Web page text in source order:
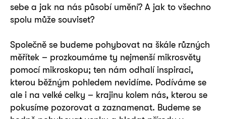
sebe a jak na nás působí umění? A jak to všechno
spolu může souviset?
Společně se budeme pohybovat na škále různých
měřítek – prozkoumáme ty nejmenší mikrosvěty
pomocí mikroskopu; ten nám odhalí inspiraci,
kterou běžným pohledem nevidíme. Podíváme se
ale i na velké celky – krajinu kolem nás, kterou se
pokusíme pozorovat a zaznamenat. Budeme se